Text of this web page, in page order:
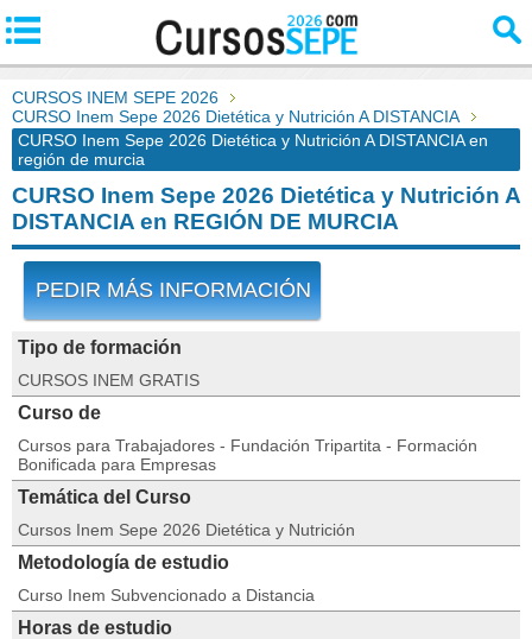
CURSOS INEM SEPE 2026
CURSO Inem Sepe 2026 Dietética y Nutrición A DISTANCIA
CURSO Inem Sepe 2026 Dietética y Nutrición A DISTANCIA en
región de murcia
CURSO Inem Sepe 2026 Dietética y Nutrición A
DISTANCIA en REGIÓN DE MURCIA
PEDIR MÁS INFORMACIÓN
Tipo de formación
CURSOS INEM GRATIS
Curso de
Cursos para Trabajadores - Fundación Tripartita - Formación
Bonificada para Empresas
Temática del Curso
Cursos Inem Sepe 2026 Dietética y Nutrición
Metodología de estudio
Curso Inem Subvencionado a Distancia
Horas de estudio